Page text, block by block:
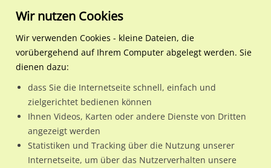
Regionale Plakatwerbung Nordrhein-Westfalen
Gütersloh, Stadt
Prinzenstr. 2/Königstr/
33330 / Gütersloh, Stadt / Innenstadt
Nutze günstige Werbemöglichkeiten am Standort Prinzenstr.
Wir nutzen Cookies
Wir verwenden Cookies - kleine Dateien, die
vorübergehend auf Ihrem Computer abgelegt werden. Sie
dienen dazu:
dass Sie die Internetseite schnell, einfach und
zielgerichtet bedienen können
Ihnen Videos, Karten oder andere Dienste von Dritten
angezeigt werden
Statistiken und Tracking über die Nutzung unserer
Internetseite, um über das Nutzerverhalten unsere